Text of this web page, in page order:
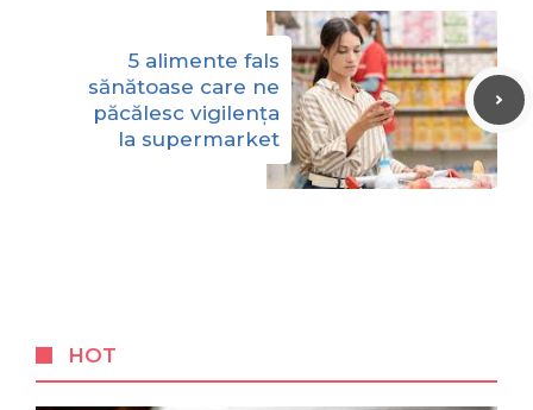
5 alimente fals
sănătoase care ne
păcălesc vigilența
la supermarket
HOT